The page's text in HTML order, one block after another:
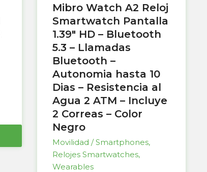
Mibro Watch A2 Reloj
Smartwatch Pantalla
1.39″ HD – Bluetooth
5.3 – Llamadas
Bluetooth –
Autonomia hasta 10
Dias – Resistencia al
Agua 2 ATM – Incluye
2 Correas – Color
Negro
Movilidad / Smartphones,
Relojes Smartwatches,
Wearables